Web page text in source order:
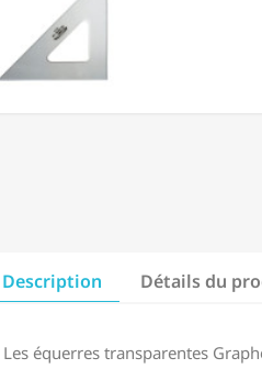
Description Détails du
Les équerres transparentes